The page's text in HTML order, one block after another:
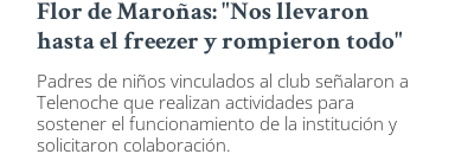
Flor de Maroñas: "Nos llevaron
hasta el freezer y rompieron todo"
Padres de niños vinculados al club señalaron a
Telenoche que realizan actividades para
sostener el funcionamiento de la institución y
solicitaron colaboración.